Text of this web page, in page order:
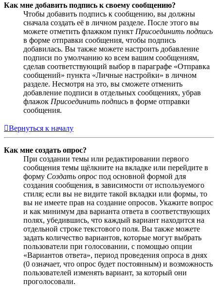
Как мне добавить подпись к своему сообщению?
Чтобы добавить подпись к сообщению, вы должны
сначала создать её в личном разделе. После этого вы
можете отметить флажком пункт Присоединить подпись
в форме отправки сообщения, чтобы подпись
добавилась. Вы также можете настроить добавление
подписи по умолчанию ко всем вашим сообщениям,
сделав соответствующий выбор в параграфе «Отправка
сообщений» пункта «Личные настройки» в личном
разделе. Несмотря на это, вы сможете отменить
добавление подписи в отдельных сообщениях, убрав
флажок Присоединить подпись в форме отправки
сообщения.
Вернуться к началу
Как мне создать опрос?
При создании темы или редактировании первого
сообщения темы щёлкните на вкладке или перейдите в
форму Создать опрос под основной формой для
создания сообщения, в зависимости от используемого
стиля; если вы не видите такой вкладки или формы, то
вы не имеете прав на создание опросов. Укажите вопрос
и как минимум два варианта ответа в соответствующих
полях, убедившись, что каждый вариант находится на
отдельной строке текстового поля. Вы также можете
задать количество вариантов, которые могут выбрать
пользователи при голосовании, с помощью опции
«Вариантов ответа», период проведения опроса в днях
(0 означает, что опрос будет постоянным) и возможность
пользователей изменять вариант, за который они
проголосовали.